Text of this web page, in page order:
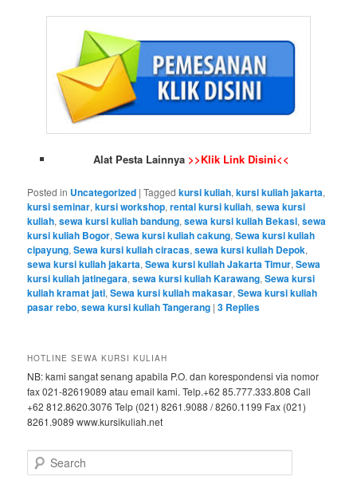
Alat Pesta Lainnya >>Klik Link Disini<<
Posted in Uncategorized |Tagged kursi kuliah,kursi kuliah jakarta,
kursi seminar,kursi workshop,rental kursi kuliah,sewa kursi
kuliah,sewa kursi kuliah bandung,sewa kursi kuliah Bekasi,sewa
kursi kuliah Bogor,Sewa kursi kuliah cakung,Sewa kursi kuliah
cipayung,Sewa kursi kuliah ciracas,sewa kursi kuliah Depok,
sewa kursi kuliah jakarta,Sewa kursi kuliah Jakarta Timur,Sewa
kursi kuliah jatinegara,sewa kursi kuliah Karawang,Sewa kursi
kuliah kramat jati,Sewa kursi kuliah makasar,Sewa kursi kuliah
pasar rebo,sewa kursi kuliah Tangerang |3 Replies
HOTLINE SEWA KURSI KULIAH
NB: kami sangat senang apabila P.O. dan korespondensi via nomor
fax 021-82619089 atau email kami. Telp.+62 85.777.333.808 Call
+62 812.8620.3076 Telp (021) 8261.9088 / 8260.1199 Fax (021)
8261.9089 www.kursikuliah.net
Search